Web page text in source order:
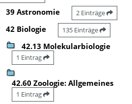
39 Astronomie 2 Einträge
42 Biologie 135 Einträge
42.13 Molekularbiologie
1 Eintrag
42.60 Zoologie: Allgemeines
1 Eintrag